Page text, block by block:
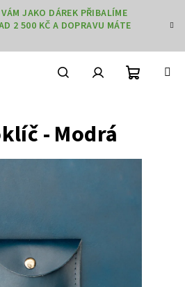
JAKO DÁREK PŘIBALÍME
2 500 KČ A DOPRAVU MÁTE
- Modrá